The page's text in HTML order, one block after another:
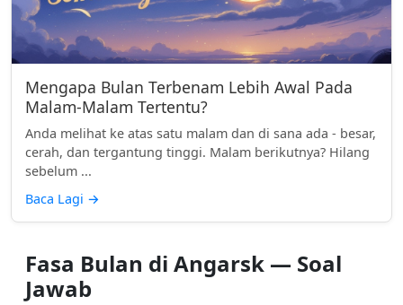
Mengapa Bulan Terbenam Lebih Awal Pada
Malam-Malam Tertentu?
Anda melihat ke atas satu malam dan di sana ada - besar,
cerah, dan tergantung tinggi. Malam berikutnya? Hilang
sebelum ...
Baca Lagi →
Fasa Bulan di Angarsk — Soal
Jawab